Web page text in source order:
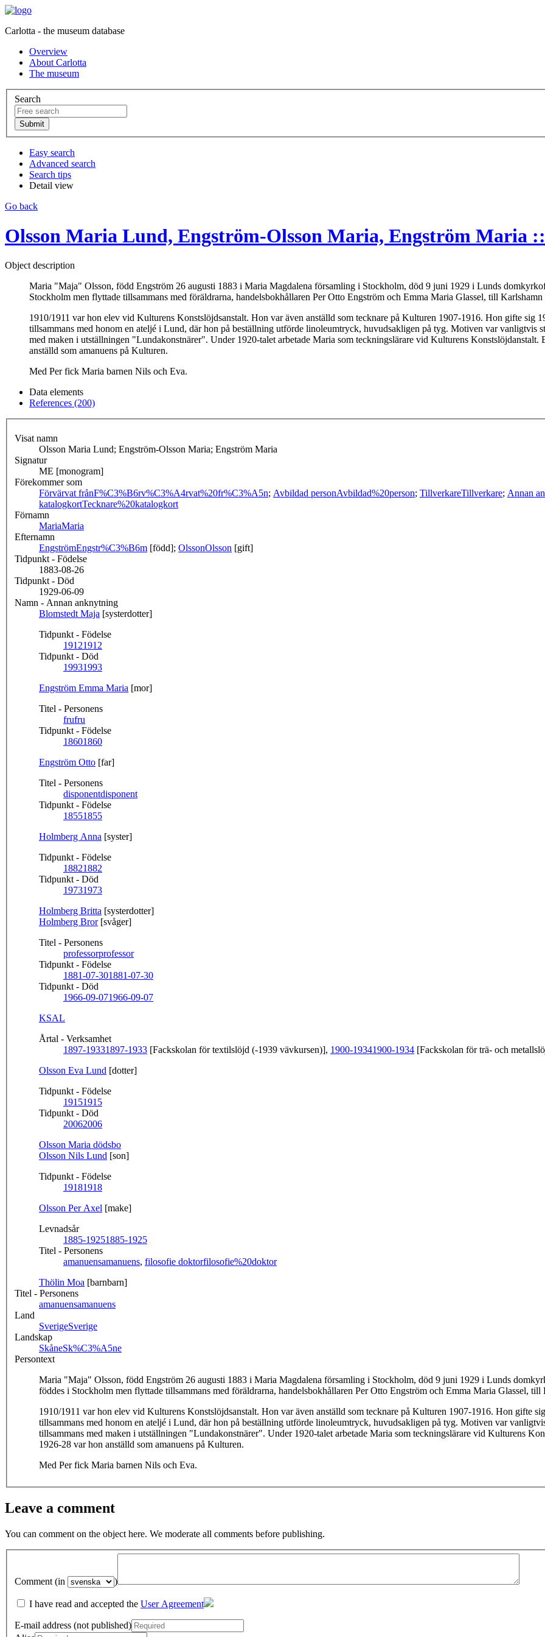
Carlotta - the museum database
Overview
About Carlotta
The museum
Search
Easy search
Advanced search
Search tips
Detail view
Go back
Olsson Maria Lund, Engström-Olsson Maria, Engström Maria
Object description
Maria "Maja" Olsson, född Engström 26 augusti 1883 i Maria Magdalena församling i Stockholm, död 9 juni 1929 i Lunds
Stockholm men flyttade tillsammans med föräldrarna, handelsbokhållaren Per Otto Engström och Emma Maria Glassel, till
1910/1911 var hon elev vid Kulturens Konstslöjdsanstalt. Hon var även anställd som tecknare på Kulturen 1907-1916. Hon gifte sig
tillsammans med honom en ateljé i Lund, där hon på beställning utförde linoleumtryck, huvudsakligen på tyg. Motiven var vanligtvis
med maken i utställningen "Lundakonstnärer". Under 1920-talet arbetade Maria som teckningslärare vid Kulturens
anställd som amanuens på Kulturen.
Med Per fick Maria barnen Nils och Eva.
Data elements
References (200)
Visat namn
Olsson Maria Lund; Engström-Olsson Maria; Engström Maria
Signatur
ME [monogram]
Förekommer som
Förvärvat frånF%C3%B6rv%C3%A4rvat%20fr%C3%A5n; Avbildad personAvbildad%20person; TillverkareTillverkare; Annan
katalogkortTecknare%20katalogkort
Förnamn
MariaMaria
Efternamn
EngströmEngstr%C3%B6m [född]; OlssonOlsson [gift]
Tidpunkt - Födelse
1883-08-26
Tidpunkt - Död
1929-06-09
Namn - Annan anknytning
Blomstedt Maja [systerdotter]
Tidpunkt - Födelse
19121912
Tidpunkt - Död
19931993
Engström Emma Maria [mor]
Titel - Personens
frufru
Tidpunkt - Födelse
18601860
Engström Otto [far]
Titel - Personens
disponentdisponent
Tidpunkt - Födelse
18551855
Holmberg Anna [syster]
Tidpunkt - Födelse
18821882
Tidpunkt - Död
19731973
Holmberg Britta [systerdotter]
Holmberg Bror[svåger]
Titel - Personens
professorprofessor
Tidpunkt - Födelse
1881-07-301881-07-30
Tidpunkt - Död
1966-09-071966-09-07
KSAL
Årtal - Verksamhet
1897-19331897-1933 [Fackskolan för textilslöjd (-1939 vävkursen)], 1900-19341900-1934 [Fackskolan för trä- och
Olsson Eva Lund [dotter]
Tidpunkt - Födelse
19151915
Tidpunkt - Död
20062006
Olsson Maria dödsbo
Olsson Nils Lund [son]
Tidpunkt - Födelse
19181918
Olsson Per Axel [make]
Levnadsår
1885-19251885-1925
Titel - Personens
amanuensamanuens, filosofie doktorfilosofie%20doktor
Thölin Moa [barnbarn]
Titel - Personens
amanuensamanuens
Land
SverigeSverige
Landskap
SkåneSk%C3%A5ne
Persontext
Maria "Maja" Olsson, född Engström 26 augusti 1883 i Maria Magdalena församling i Stockholm, död 9 juni 1929 i Lunds
föddes i Stockholm men flyttade tillsammans med föräldrarna, handelsbokhållaren Per Otto Engström och Emma Maria Glassel,
1910/1911 var hon elev vid Kulturens Konstslöjdsanstalt. Hon var även anställd som tecknare på Kulturen 1907-1916. Hon gifte
tillsammans med honom en ateljé i Lund, där hon på beställning utförde linoleumtryck, huvudsakligen på tyg. Motiven var
tillsammans med maken i utställningen "Lundakonstnärer". Under 1920-talet arbetade Maria som teckningslärare vid Kulturens
1926-28 var hon anställd som amanuens på Kulturen.
Med Per fick Maria barnen Nils och Eva.
Leave a comment
You can comment on the object here. We moderate all comments before publishing.
Comment (in )
I have read and accepted the User Agreement
E-mail address (not published)